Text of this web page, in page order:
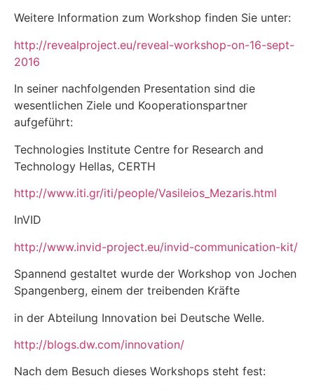
Weitere Information zum Workshop finden Sie unter:
http://revealproject.eu/reveal-workshop-on-16-sept-
2016
In seiner nachfolgenden Presentation sind die
wesentlichen Ziele und Kooperationspartner
aufgeführt:
Technologies Institute Centre for Research and
Technology Hellas, CERTH
http://www.iti.gr/iti/people/Vasileios_Mezaris.html
InVID
http://www.invid-project.eu/invid-communication-kit/
Spannend gestaltet wurde der Workshop von Jochen
Spangenberg, einem der treibenden Kräfte
in der Abteilung Innovation bei Deutsche Welle.
http://blogs.dw.com/innovation/
Nach dem Besuch dieses Workshops steht fest: